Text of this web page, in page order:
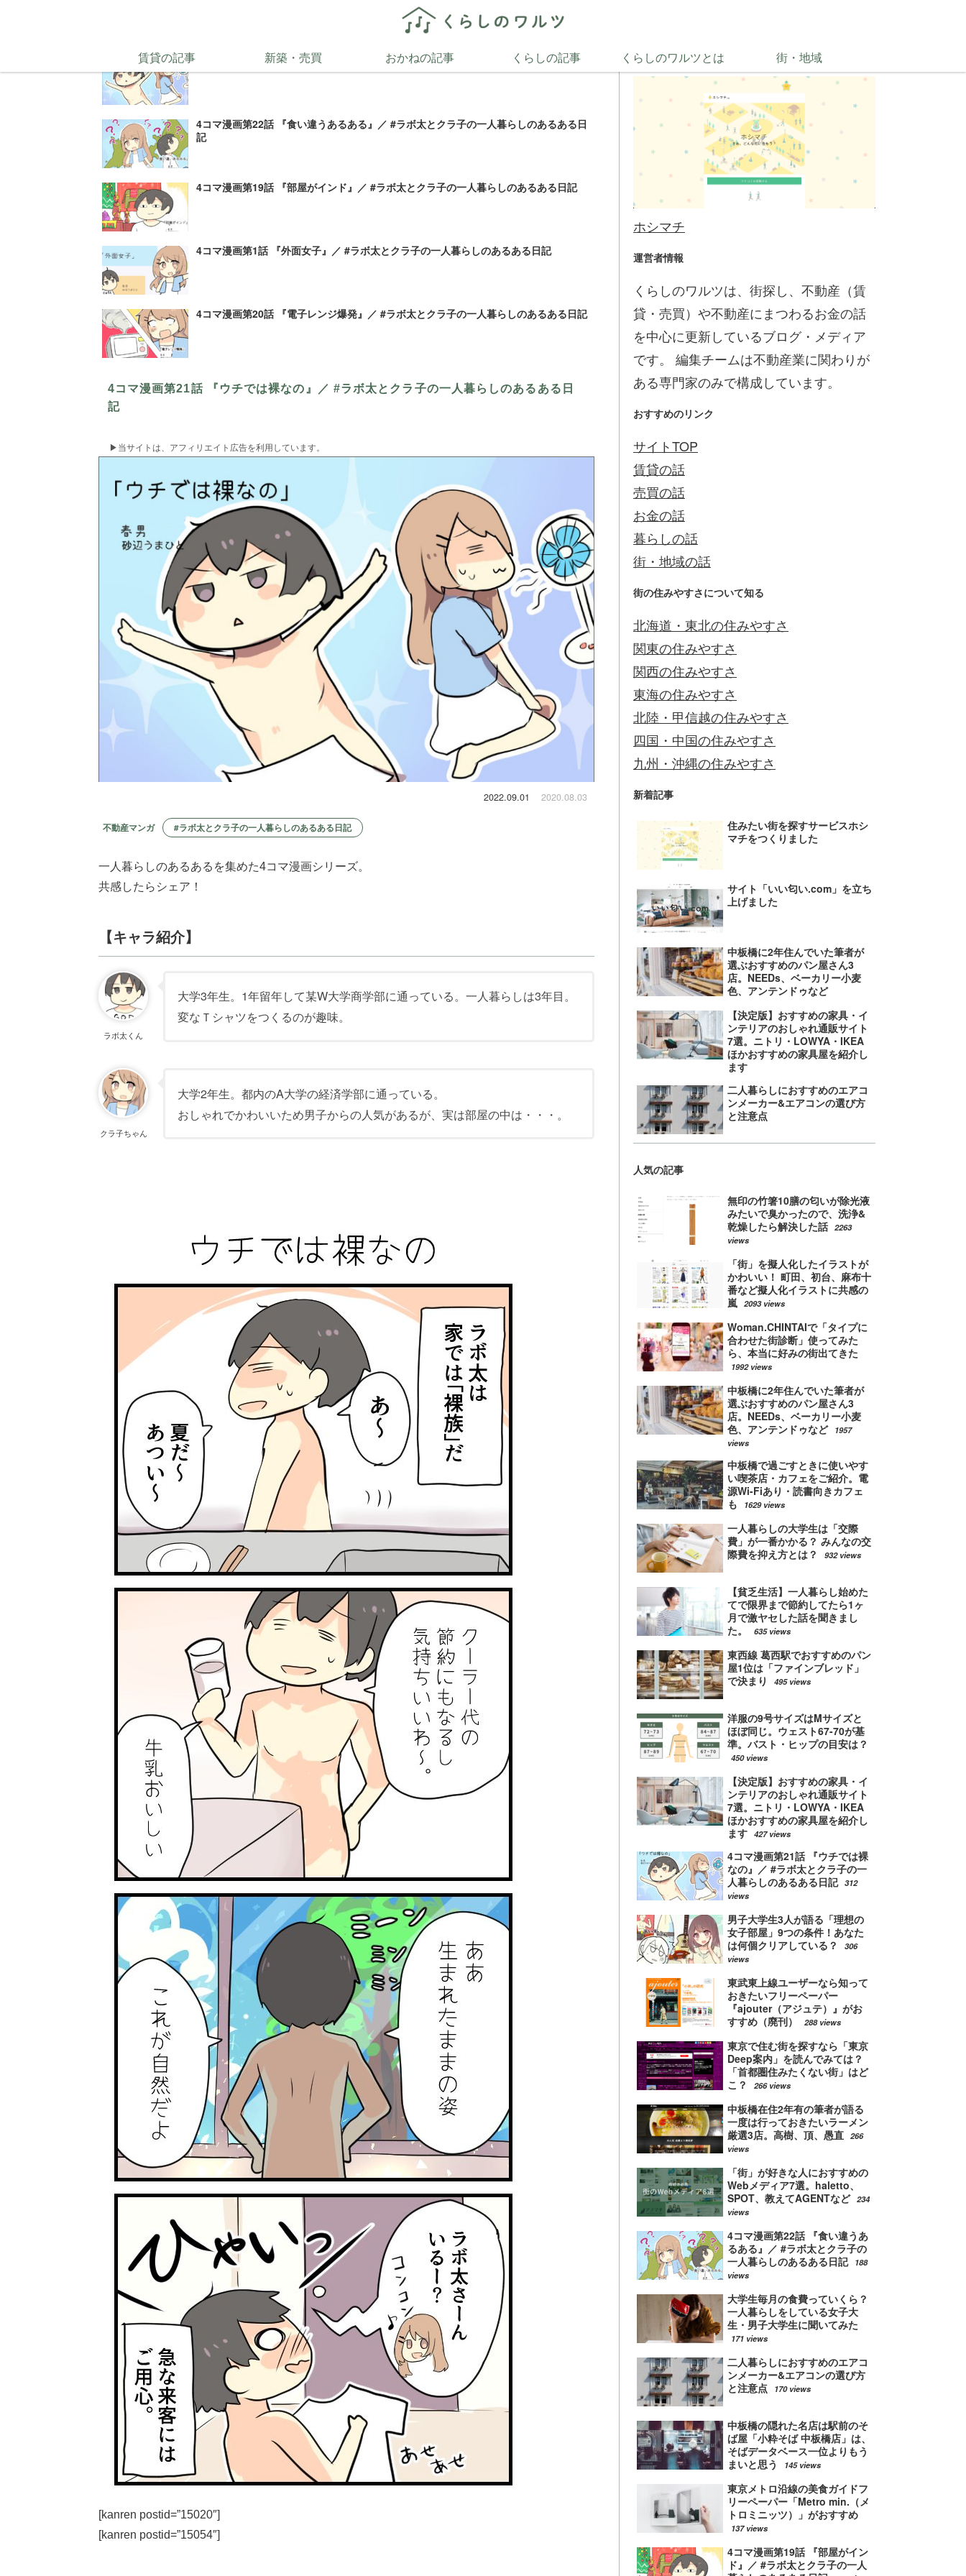
賃貸の記事 新築・売買 おかねの記事 くらしの記事 くらしのワルツとは 街・地域
同じカテゴリの人気記事
4コマ漫画第21話 『ウチでは裸なの』／ #ラボ太とクラ子の一人暮らしのあるある日記
4コマ漫画第22話 『食い違うあるある』／ #ラボ太とクラ子の一人暮らしのあるある日
記
4コマ漫画第19話 『部屋がインド』／ #ラボ太とクラ子の一人暮らしのあるある日記
4コマ漫画第1話 『外面女子』／ #ラボ太とクラ子の一人暮らしのあるある日記
4コマ漫画第20話 『電子レンジ爆発』／ #ラボ太とクラ子の一人暮らしのあるある日記
4コマ漫画第21話 『ウチでは裸なの』／ #ラボ太とクラ子の一人暮らしのあるある日
記
▶︎当サイトは、アフィリエイト広告を利用しています。
2022.09.01 2020.08.03
不動産マンガ #ラボ太とクラ子の一人暮らしのあるある日記
一人暮らしのあるあるを集めた4コマ漫画シリーズ。
共感したらシェア！
【キャラ紹介】
ラボ太くん
大学3年生。1年留年して某W大学商学部に通っている。一人暮らしは3年目。
変なＴシャツをつくるのが趣味。
クラ子ちゃん
大学2年生。都内のA大学の経済学部に通っている。
おしゃれでかわいいため男子からの人気があるが、実は部屋の中は・・・。
[kanren postid=”15020″]
[kanren postid=”15054″]
ホシマチ
ホシマチ
運営者情報
くらしのワルツは、街探し、不動産（賃
貸・売買）や不動産にまつわるお金の話
を中心に更新しているブログ・メディア
です。 編集チームは不動産業に関わりが
ある専門家のみで構成しています。
おすすめのリンク
サイトTOP
賃貸の話
売買の話
お金の話
暮らしの話
街・地域の話
街の住みやすさについて知る
北海道・東北の住みやすさ
関東の住みやすさ
関西の住みやすさ
東海の住みやすさ
北陸・甲信越の住みやすさ
四国・中国の住みやすさ
九州・沖縄の住みやすさ
新着記事
住みたい街を探すサービスホシ
マチをつくりました
サイト「いい匂い.com」を立ち
上げました
中板橋に2年住んでいた筆者が
選ぶおすすめのパン屋さん3
店。NEEDs、ベーカリー小麦
色、アンテンドゥなど
【決定版】おすすめの家具・イ
ンテリアのおしゃれ通販サイト
7選。ニトリ・LOWYA・IKEA
ほかおすすめの家具屋を紹介し
ます
二人暮らしにおすすめのエアコ
ンメーカー&エアコンの選び方
と注意点
人気の記事
無印の竹箸10膳の匂いが除光液
みたいで臭かったので、洗浄&
乾燥したら解決した話 2263
views
「街」を擬人化したイラストが
かわいい！ 町田、初台、麻布十
番など擬人化イラストに共感の
嵐 2093 views
Woman.CHINTAIで「タイプに
合わせた街診断」使ってみた
ら、本当に好みの街出てきた
1992 views
中板橋に2年住んでいた筆者が
選ぶおすすめのパン屋さん3
店。NEEDs、ベーカリー小麦
色、アンテンドゥなど
1957
views
中板橋で過ごすときに使いやす
い喫茶店・カフェをご紹介。電
源Wi-Fiあり・読書向きカフェ
も
1629 views
一人暮らしの大学生は「交際
費」が一番かかる？ みんなの交
際費を抑え方とは？
932 views
【貧乏生活】一人暮らし始めた
てで限界まで節約してたら1ヶ
月で激ヤセした話を聞きまし
た。
635 views
東西線 葛西駅でおすすめのパン
屋1位は「ファインブレッド」
で決まり
495 views
洋服の9号サイズはMサイズと
ほぼ同じ。ウェスト67-70が基
準。バスト・ヒップの目安は？
450 views
【決定版】おすすめの家具・イ
ンテリアのおしゃれ通販サイト
7選。ニトリ・LOWYA・IKEA
ほかおすすめの家具屋を紹介し
ます 427 views
4コマ漫画第21話 『ウチでは裸
なの』／ #ラボ太とクラ子の一
人暮らしのあるある日記 312
views
男子大学生3人が語る「理想の
女子部屋」9つの条件！あなた
は何個クリアしている？
306
views
東武東上線ユーザーなら知って
おきたいフリーペーパー
『ajouter（アジュテ）』がお
すすめ（廃刊）
288 views
東京で住む街を探すなら「東京
Deep案内」を読んでみては？
「首都圏住みたくない街」はど
こ？
266 views
中板橋在住2年有の筆者が語る
一度は行っておきたいラーメン
厳選3店。高樹、頂、愚直 266
views
「街」が好きな人におすすめの
Webメディア7選。haletto、
SPOT、教えてAGENTなど 234
views
4コマ漫画第22話 『食い違うあ
るある』／ #ラボ太とクラ子の
一人暮らしのあるある日記
188
views
大学生毎月の食費っていくら？
一人暮らしをしている女子大
生・男子大学生に聞いてみた
171 views
二人暮らしにおすすめのエアコ
ンメーカー&エアコンの選び方
と注意点
170 views
中板橋の隠れた名店は駅前のそ
ば屋「小粋そば 中板橋店」は、
そばデータベース一位よりもう
まいと思う
145 views
東京メトロ沿線の美食ガイドフ
リーペーパー「Metro min.（メ
トロミニッツ）」がおすすめ
137 views
4コマ漫画第19話 『部屋がイン
ド』／ #ラボ太とクラ子の一人